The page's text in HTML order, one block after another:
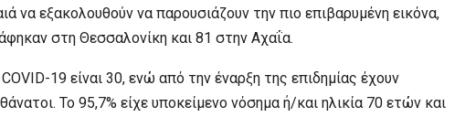
να εξακολουθούν να παρουσιάζουν την πιο επιβαρυμένη εικόνα,
στη Θεσσαλονίκη και 81 στην Αχαΐα.
19 είναι 30, ενώ από την έναρξη της επιδημίας έχουν
Το 95,7% είχε υποκείμενο νόσημα ή/και ηλικία 70 ετών και